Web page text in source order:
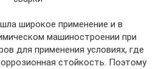
широкое применение и в
машиностроении при
для применения условиях, где
стойкость. Поэтому